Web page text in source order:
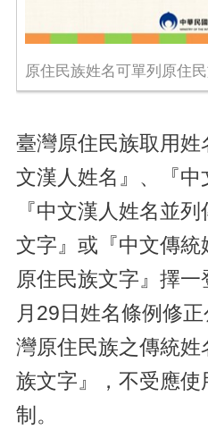
原住民族姓名可單列原住
臺灣原住民族取用姓
文漢人姓名』、『中
『中文漢人姓名並
文字』或『中文傳統
原住民族文字』擇
月29日姓名條例修
灣原住民族之傳統姓
族文字』，不受應使
制。